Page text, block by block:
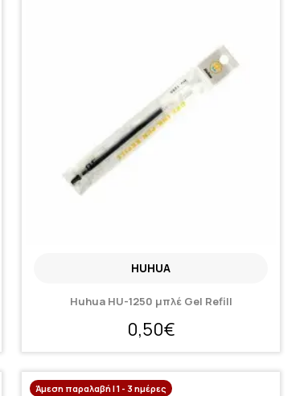
HUHUA
Huhua HU-1250 μπλέ Gel Refill
0,50€
Άμεση παραλαβή | 1 - 3 ημέρες